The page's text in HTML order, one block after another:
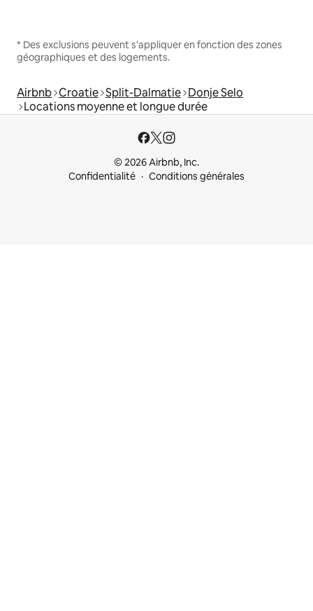
* Des exclusions peuvent s'appliquer en fonction des zones
géographiques et des logements.
Airbnb Croatie Split-Dalmatie Donje Selo
Locations moyenne et longue durée
© 2026 Airbnb, Inc.
Confidentialité
Conditions générales